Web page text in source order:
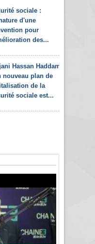
sociale :
d'une
pour
des...
Hassan Haddam
nouveau plan de
de la
sociale est...